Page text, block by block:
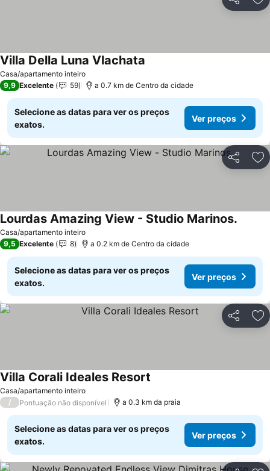
Partilhar
Casa/apartamento inteiro
Villa Della Luna Vlachata
9,9 Excelente 59 a 0.7 km de Centro da cidade
Selecione as datas para ver os preços
exatos.
Ver preços
Partilhar
Casa/apartamento inteiro
Lourdas Amazing View - Studio Marinos.
9,5 Excelente 8 a 0.2 km de Centro da cidade
Selecione as datas para ver os preços
exatos.
Ver preços
Partilhar
Casa/apartamento inteiro
Villa Corali Ideales Resort
/ Pontuação não disponível a 0.3 km da praia
Selecione as datas para ver os preços
exatos.
Ver preços